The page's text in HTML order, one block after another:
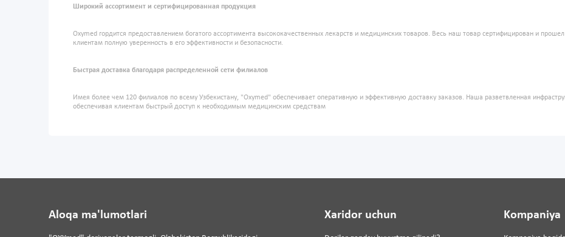
Широкий ассортимент и сертифицированная продукция
Oxymed гордится предоставлением богатого ассортимента высококачественных лекарств и медицинских товаров. Весь наш товар сертифицирован и
клиентам полную уверенность в его эффективности и безопасности.
Быстрая доставка благодаря распределенной сети филиалов
Имея более чем 120 филиалов по всему Узбекистану, "Oxymed" обеспечивает оперативную и эффективную доставку заказов. Наша разветвленная
обеспечивая клиентам быстрый доступ к необходимым медицинским средствам
Aloqa ma'lumotlari Xaridor uchun Kompaniya